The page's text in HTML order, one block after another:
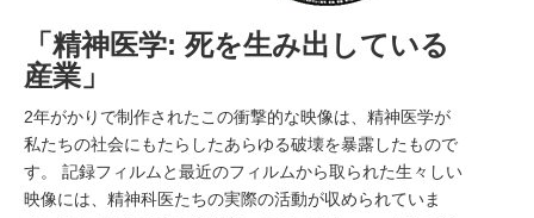
「精神医学: 死を生み出している
産業」
2年がかりで制作されたこの衝撃的な映像は、精神医学が
私たちの社会にもたらしたあらゆる破壊を暴露したもので
す。 記録フィルムと最近のフィルムから取られた生々しい
映像には、精神科医たちの実際の活動が収められていま